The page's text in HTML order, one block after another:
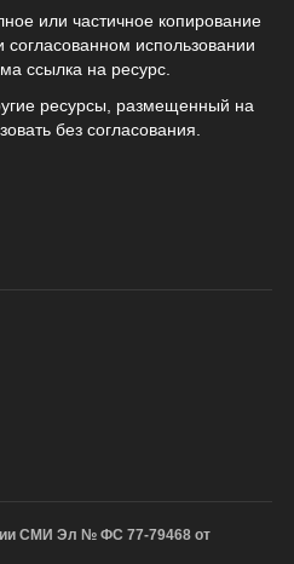
или частичное копирование
использовании
ссылка на ресурс.
ресурсы, размещенный на
без согласования.
СМИ Эл № ФС 77-79468 от